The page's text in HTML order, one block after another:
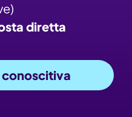
diretta
conoscitiva